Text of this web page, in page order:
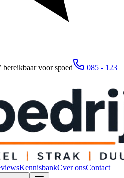
voor spoed
085 - 123
KennisbankOver onsContact